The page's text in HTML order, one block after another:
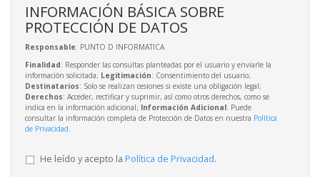
INFORMACIÓN BÁSICA SOBRE
PROTECCIÓN DE DATOS
Responsable: PUNTO D INFORMATICA
Finalidad: Responder las consultas planteadas por el usuario y enviarle la
información solicitada; Legitimación: Consentimiento del usuario;
Destinatarios: Solo se realizan cesiones si existe una obligación legal;
Derechos: Acceder, rectificar y suprimir, así como otros derechos, como se
indica en la información adicional; Información Adicional: Puede
consultar la información completa de Protección de Datos en nuestra Política
de Privacidad
He leído y acepto la Política de Privacidad.